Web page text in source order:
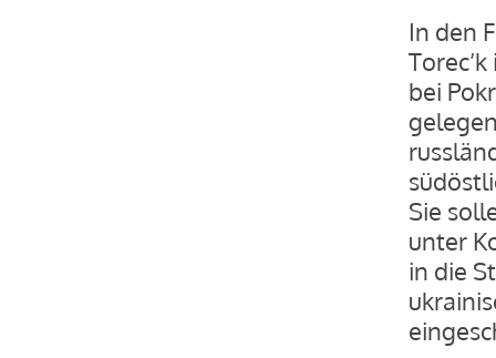
In den
bei
Sie
unter
in die